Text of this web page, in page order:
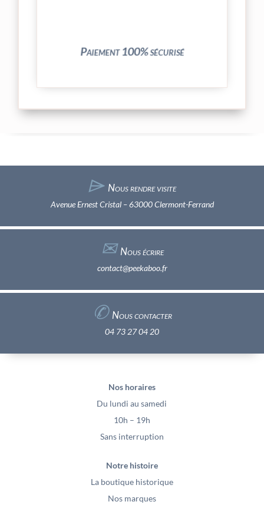
Paiement 100% sécurisé
⌲ Nous rendre visite
Avenue Ernest Cristal – 63000 Clermont-Ferrand
✉︎Nous écrire
contact@peekaboo.fr
✆ Nous contacter
04 73 27 04 20
Nos horaires
Du lundi au samedi
10h – 19h
Sans interruption
Notre histoire
La boutique historique
Nos marques